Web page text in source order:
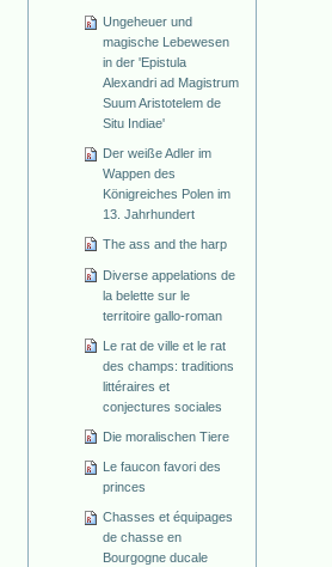
Ungeheuer und
magische Lebewesen
in der 'Epistula
Alexandri ad Magistrum
Suum Aristotelem de
Situ Indiae'
Der weiße Adler im
Wappen des
Königreiches Polen im
13. Jahrhundert
The ass and the harp
Diverse appelations de
la belette sur le
territoire gallo-roman
Le rat de ville et le rat
des champs: traditions
littéraires et
conjectures sociales
Die moralischen Tiere
Le faucon favori des
princes
Chasses et équipages
de chasse en
Bourgogne ducale